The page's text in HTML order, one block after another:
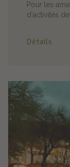
Pour les
d'activités
Détails